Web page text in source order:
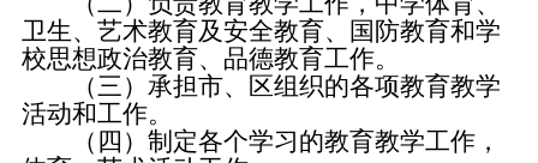
卫生、艺术教育及安全教育、国防教育和学
校思想政治教育、品德教育工作。
（三）承担市、区组织的各项教育教学
活动和工作。
（四）制定各个学习的教育教学工作，